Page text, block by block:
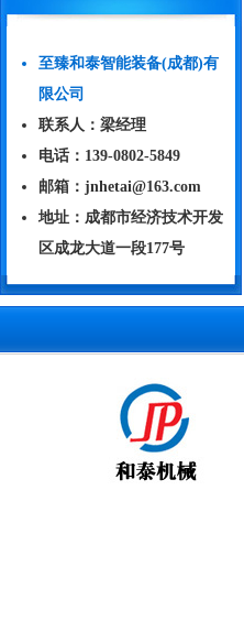
至臻和泰智能装备(成都)有
限公司
联系人：梁经理
电话：‭139-0802-5849‬
邮箱：jnhetai@163.com
地址：成都市经济技术开发
区成龙大道一段177号